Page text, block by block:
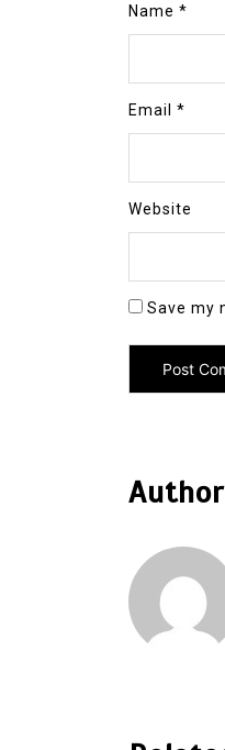
Name *
Email *
Website
Save my
Author